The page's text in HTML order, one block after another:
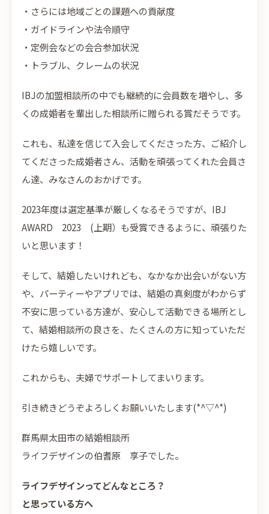
・さらには地域ごとの課題への貢献度
・ガイドラインや法令順守
・定例会などの会合参加状況
・トラブル、クレームの状況
IBJの加盟相談所の中でも継続的に会員数を増やし、多
くの成婚者を輩出した相談所に贈られる賞だそうです。
これも、私達を信じて入会してくださった方、ご紹介し
てくださった成婚者さん、活動を頑張ってくれた会員さ
ん達、みなさんのおかげです。
2023年度は選定基準が厳しくなるそうですが、IBJ
AWARD 2023 (上期）も受賞できるように、頑張りた
いと思います！
そして、結婚したいけれども、なかなか出会いがない方
や、パーティーやアプリでは、結婚の真剣度がわからず
不安に思っている方達が、安心して活動できる場所とし
て、結婚相談所の良さを、たくさんの方に知っていただ
けたら嬉しいです。
これからも、夫婦でサポートしてまいります。
引き続きどうぞよろしくお願いいたします(*^▽^*)
群馬県太田市の結婚相談所
ライフデザインの伯耆原 享子でした。
ライフデザインってどんなところ？
と思っている方へ